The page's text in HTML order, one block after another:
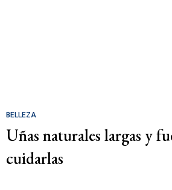
BELLEZA
Uñas naturales largas y
cuidarlas